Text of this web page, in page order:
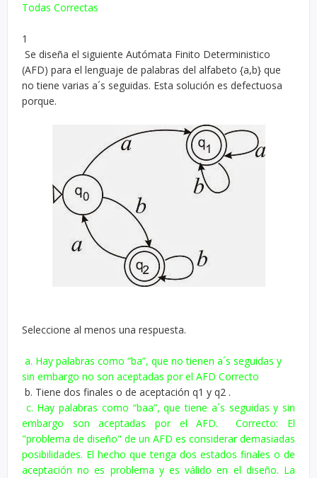
Todas Correctas
1
Se diseña el siguiente Autómata Finito Deterministico
(AFD) para el lenguaje de palabras del alfabeto {a,b} que
no tiene varias a´s seguidas. Esta solución es defectuosa
porque.
Seleccione al menos una respuesta.
a. Hay palabras como “ba”, que no tienen a´s seguidas y
sin embargo no son aceptadas por el AFD Correcto
b. Tiene dos finales o de aceptación q1 y q2 .
c. Hay palabras como “baa”, que tiene a´s seguidas y sin
embargo son aceptadas por el AFD. Correcto: El
"problema de diseño" de un AFD es considerar demasiadas
posibilidades. El hecho que tenga dos estados finales o de
aceptación no es problema y es válido en el diseño. La